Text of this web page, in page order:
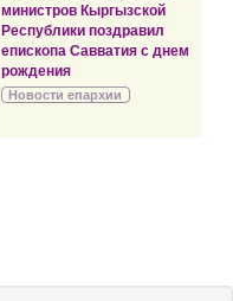
министров Кыргызской
Республики поздравил
епископа Савватия с днем
рождения
Новости епархии